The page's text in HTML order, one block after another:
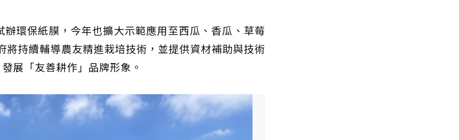
環保紙膜，今年也擴大示範應用至西瓜、香瓜、草莓
將持續輔導農友精進栽培技術，並提供資材補助與技術
展「友善耕作」品牌形象。